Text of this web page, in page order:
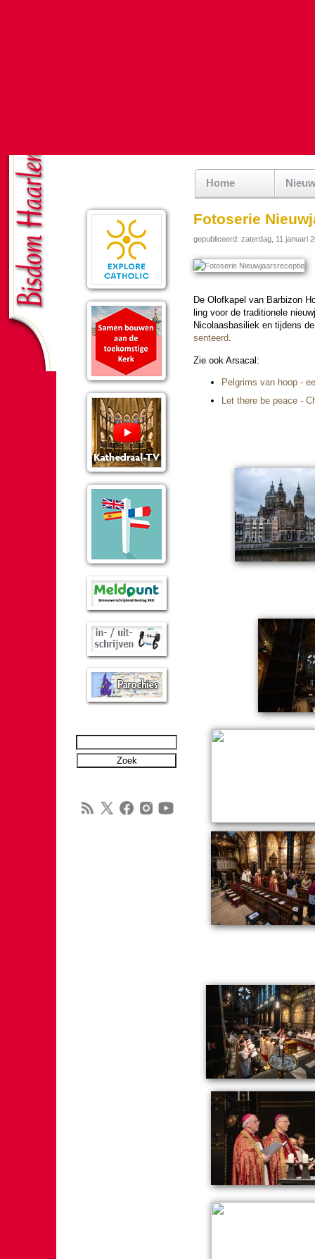
Home
Fotoserie
gepubliceerd: zaterdag, 11 januari
De Olof­ka­pel van Barbizon
ling voor de tra­di­tio­nele
Nicolaas­basi­liek en tij­dens
sen­teerd.
Zie ook Arsacal:
Pelgrims van hoop -
Let there be peace -